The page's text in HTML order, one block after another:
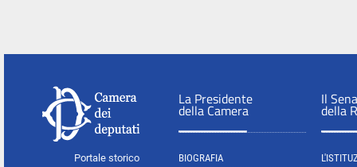
Portale storico
La Presidente
della Camera
BIOGRAFIA
Il
della